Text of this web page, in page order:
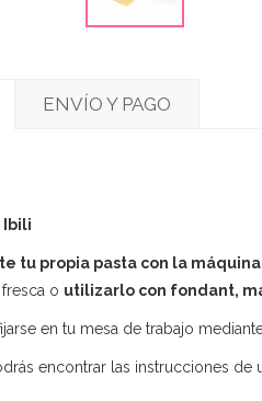
ENVÍO Y PAGO
Ibili
tu propia pasta con la
o utilizarlo con fondant,
en tu mesa de trabajo
encontrar las instrucciones de